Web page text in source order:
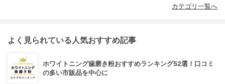
カテゴリ一覧へ
よく見られている人気おすすめ記事
ホワイトニング歯磨き粉おすすめランキング52選！口コミ
の多い市販品を中心に